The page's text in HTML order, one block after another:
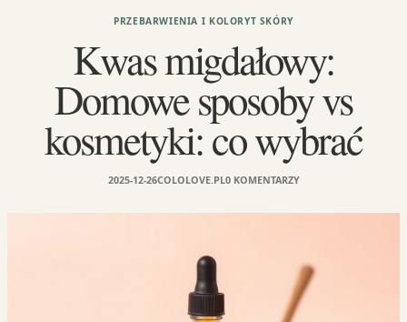
PRZEBARWIENIA I KOLORYT SKÓRY
Kwas migdałowy:
Domowe sposoby vs
kosmetyki: co wybrać
2025-12-26COLOLOVE.PL0 KOMENTARZY